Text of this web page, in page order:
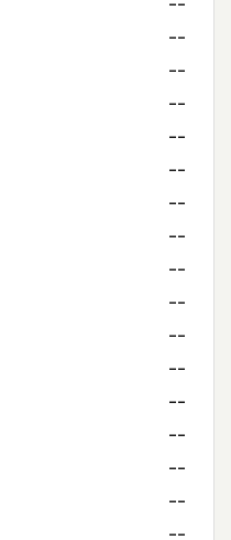
--
--
--
--
--
--
--
--
--
--
--
--
--
--
--
--